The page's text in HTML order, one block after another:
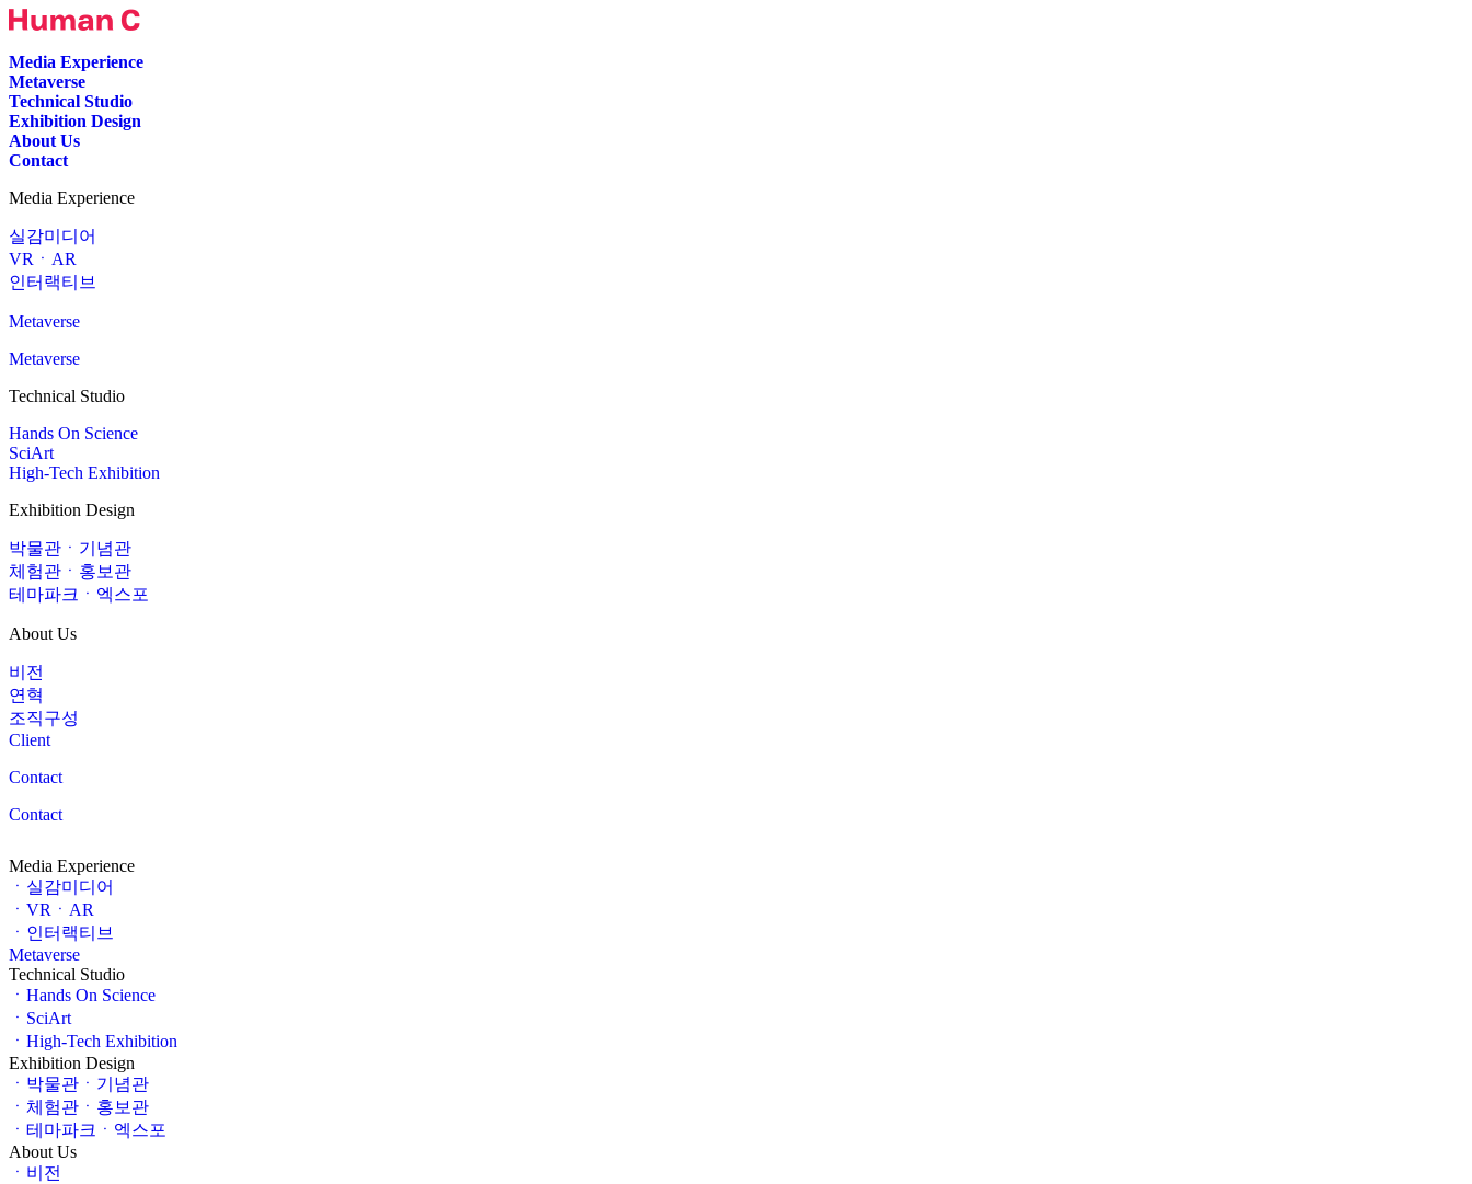
Media Experience
Metaverse
Technical Studio
Exhibition Design
About Us
Contact
Media Experience
실감미디어
VRㆍAR
인터랙티브
Metaverse
Metaverse
Technical Studio
Hands On Science
SciArt
High-Tech Exhibition
Exhibition Design
박물관ㆍ기념관
체험관ㆍ홍보관
테마파크ㆍ엑스포
About Us
비전
연혁
조직구성
Client
Contact
Contact
Media Experience
ㆍ실감미디어
ㆍVRㆍAR
ㆍ인터랙티브
Metaverse
Technical Studio
ㆍHands On Science
ㆍSciArt
ㆍHigh-Tech Exhibition
Exhibition Design
ㆍ박물관ㆍ기념관
ㆍ체험관ㆍ홍보관
ㆍ테마파크ㆍ엑스포
About Us
ㆍ비전